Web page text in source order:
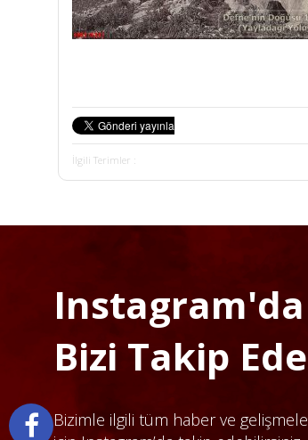
İlgili Terimler :
Instagram'da
Bizi Takip
Bizimle ilgili tüm haber ve